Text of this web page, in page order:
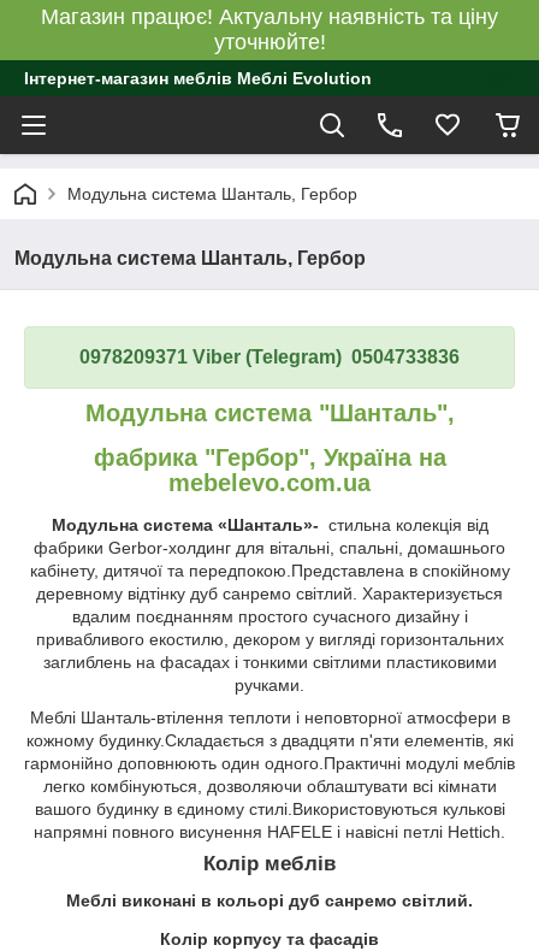
Магазин працює! Актуальну наявність та ціну
уточнюйте!
Інтернет-магазин меблів Меблі Evolution
Модульна система Шанталь, Гербор
Модульна система Шанталь, Гербор
0978209371 Viber (Telegram) 0504733836
Модульна система "Шанталь",
фабрика "Гербор", Україна на
mebelevo.com.ua
Модульна система «Шанталь»- стильна колекція від
фабрики Gerbor-холдинг для вітальні, спальні, домашнього
кабінету, дитячої та передпокою.Представлена в спокійному
деревному відтінку дуб санремо світлий. Характеризується
вдалим поєднанням простого сучасного дизайну і
привабливого екостилю, декором у вигляді горизонтальних
заглиблень на фасадах і тонкими світлими пластиковими
ручками.
Меблі Шанталь-втілення теплоти і неповторної атмосфери в
кожному будинку.Складається з двадцяти п'яти елементів, які
гармонійно доповнюють один одного.Практичні модулі меблів
легко комбінуються, дозволяючи облаштувати всі кімнати
вашого будинку в єдиному стилі.Використовуються кулькові
напрямні повного висунення HAFELE і навісні петлі Hettich.
Колір меблів
Меблі виконані в кольорі дуб санремо світлий.
Колір корпусу та фасадів